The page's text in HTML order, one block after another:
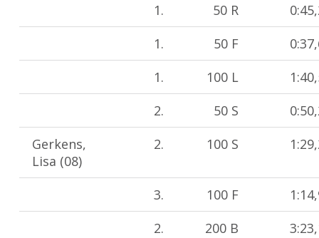
1. 50 R
1.
50 F
1.
100 L
2.
50 S
Gerkens,
Lisa (08)
2. 100 S
3. 100 F
2.
200 B